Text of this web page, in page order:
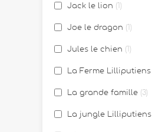
Jack le lion
Joe le dragon
Jules le chien
La Ferme Lilliputiens
La grande famille 3
La jungle Lilliputiens